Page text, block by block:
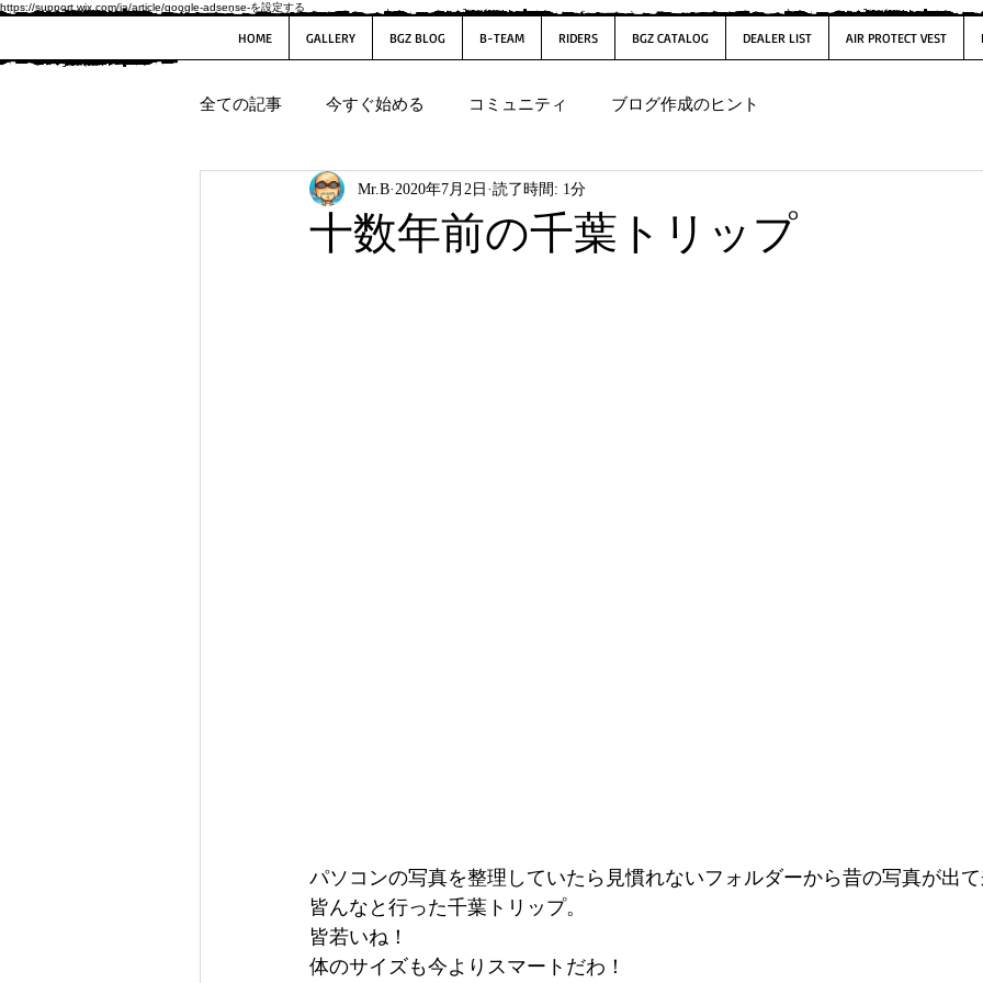
https://support.wix.com/ja/article/google-adsense-を設定する
HOME GALLERY BGZ BLOG B-TEAM RIDERS BGZ CATALOG DEALER LIST AIR PROTECT VEST
全ての記事 今すぐ始める コミュニティ ブログ作成のヒント
十数年前の千葉トリップ
Mr.B 2020年7月2日 読了時間: 1分
パソコンの写真を整理していたら見慣れないフォルダーから昔の写真が出
皆んなと行った千葉トリップ。
皆若いね！
体のサイズも今よりスマートだわ！